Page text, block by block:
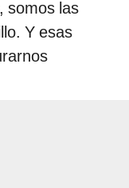
somos las
Y esas